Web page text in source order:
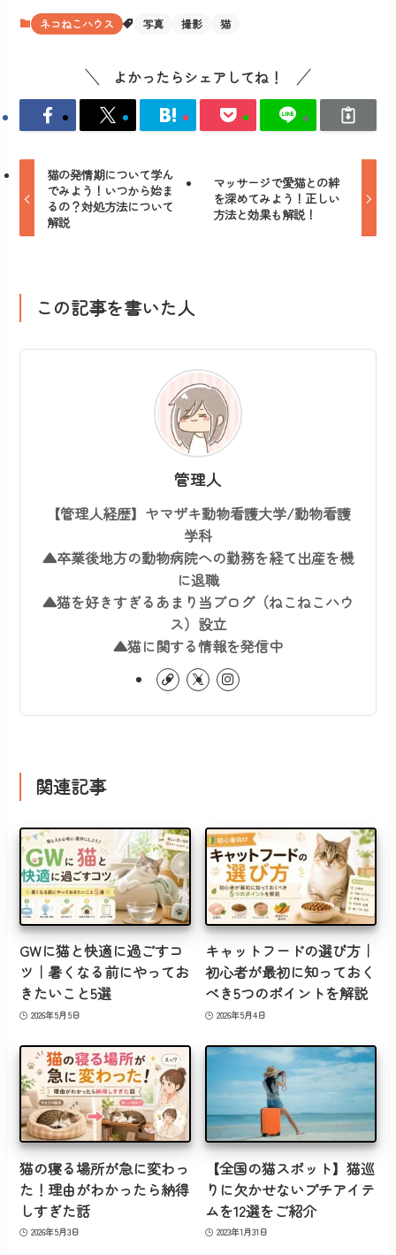
ネコねこハウス 写真 撮影 猫
よかったらシェアしてね！
猫の発情期について学ん
でみよう！いつから始ま
るの？対処方法について
解説
マッサージで愛猫との絆
を深めてみよう！正しい
方法と効果も解説！
この記事を書いた人
管理人
【管理人経歴】ヤマザキ動物看護大学/動物看護
学科
▲卒業後地方の動物病院への勤務を経て出産を機
に退職
▲猫を好きすぎるあまり当ブログ（ねこねこハウ
ス）設立
▲猫に関する情報を発信中
関連記事
GWに猫と快適に過ごすコ
ツ｜暑くなる前にやってお
きたいこと5選
2026年5月5日
キャットフードの選び方｜
初心者が最初に知っておく
べき5つのポイントを解説
2026年5月4日
猫の寝る場所が急に変わっ
た！理由がわかったら納得
しすぎた話
2026年5月3日
【全国の猫スポット】猫巡
りに欠かせないプチアイテ
ムを12選をご紹介
2023年1月31日